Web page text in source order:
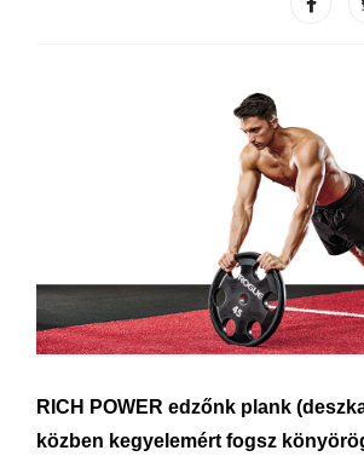
RICH POWER edzőnk plank
közben kegyelemért fogsz